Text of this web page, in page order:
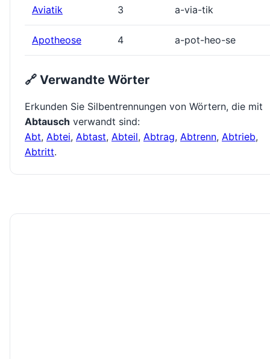
Aviatik 3 a-via-tik
Apotheose 4 a-pot-heo-se
🔗 Verwandte Wörter
Erkunden Sie Silbentrennungen von Wörtern, die mit
Abtausch verwandt sind:
Abt, Abtei, Abtast, Abteil, Abtrag, Abtrenn, Abtrieb,
Abtritt.